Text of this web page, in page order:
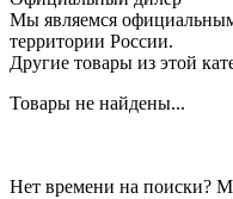
Мы являемся
территории России.
Другие товары из этой
Товары не найдены...
Нет времени на поиски?